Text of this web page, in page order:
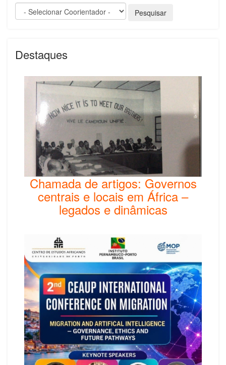
Destaques
Chamada de artigos: Governos
centrais e locais em África –
legados e dinâmicas